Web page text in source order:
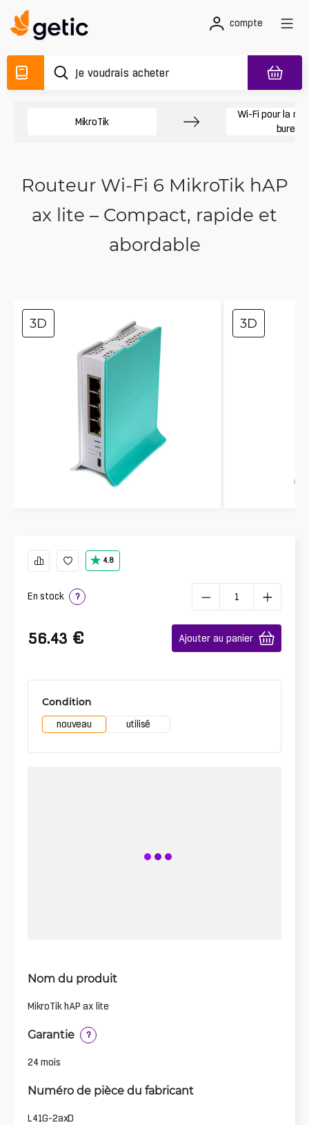
compte
MikroTik
Wi-Fi pour la
bureau
Routeur Wi‑Fi 6 MikroTik hAP
ax lite – Compact, rapide et
abordable
3D 3D
4.8
En stock ?
56.43 € Ajouter au panier
Condition
nouveau utilisé
Nom du produit
MikroTik hAP ax lite
Garantie ?
24 mois
Numéro de pièce du fabricant
L41G-2axD